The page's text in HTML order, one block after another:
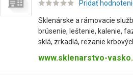
Pridať
Sklenárske a rámovacie
brúsenie, leštenie, kalenie,
sklá, zrkadlá, rezanie
www.sklenarstvo-